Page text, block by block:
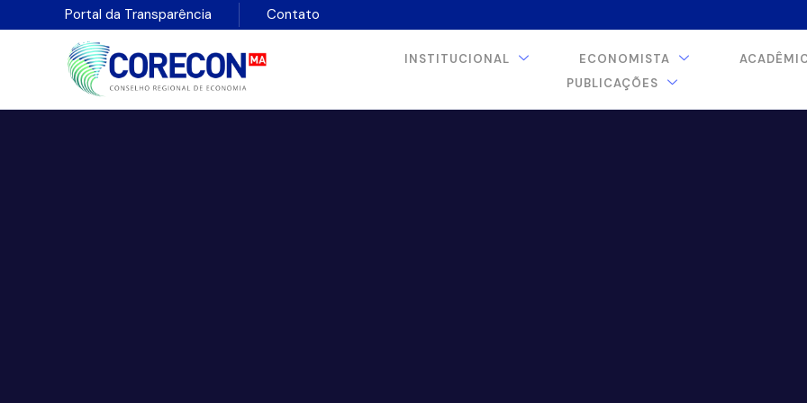
Portal da Transparência Contato
INSTITUCIONAL ECONOMISTA
PUBLICAÇÕES